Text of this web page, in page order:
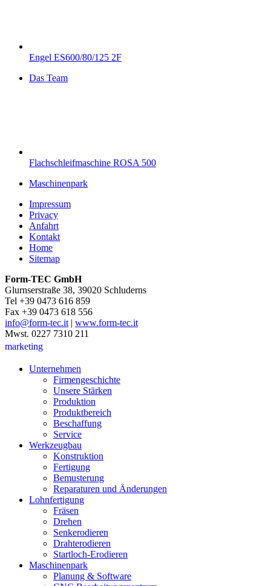
Engel ES600/80/125 2F
Das Team
Flachschleifmaschine ROSA 500
Maschinenpark
Impressum
Privacy
Anfahrt
Kontakt
Home
Sitemap
Form-TEC GmbH
Glurnserstraße 38, 39020 Schluderns
Tel +39 0473 616 859
Fax +39 0473 618 556
info@form-tec.it| www.form-tec.it
Mwst. 0227 7310 211
marketing
Unternehmen
Firmengeschichte
Unsere Stärken
Produktion
Produktbereich
Beschaffung
Service
Werkzeugbau
Konstruktion
Fertigung
Bemusterung
Reparaturen und Änderungen
Lohnfertigung
Fräsen
Drehen
Senkerodieren
Drahterodieren
Startloch-Erodieren
Maschinenpark
Planung & Software